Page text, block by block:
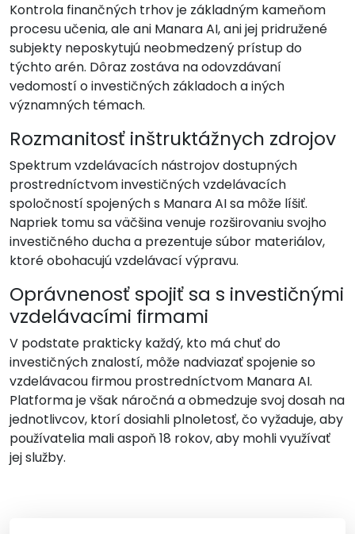
Kontrola finančných trhov je základným kameňom
procesu učenia, ale ani Manara AI, ani jej pridružené
subjekty neposkytujú neobmedzený prístup do
týchto arén. Dôraz zostáva na odovzdávaní
vedomostí o investičných základoch a iných
významných témach.
Rozmanitosť inštruktážnych zdrojov
Spektrum vzdelávacích nástrojov dostupných
prostredníctvom investičných vzdelávacích
spoločností spojených s Manara AI sa môže líšiť.
Napriek tomu sa väčšina venuje rozširovaniu svojho
investičného ducha a prezentuje súbor materiálov,
ktoré obohacujú vzdelávací výpravu.
Oprávnenosť spojiť sa s investičnými
vzdelávacími firmami
V podstate prakticky každý, kto má chuť do
investičných znalostí, môže nadviazať spojenie so
vzdelávacou firmou prostredníctvom Manara AI.
Platforma je však náročná a obmedzuje svoj dosah na
jednotlivcov, ktorí dosiahli plnoletosť, čo vyžaduje, aby
používatelia mali aspoň 18 rokov, aby mohli využívať
jej služby.